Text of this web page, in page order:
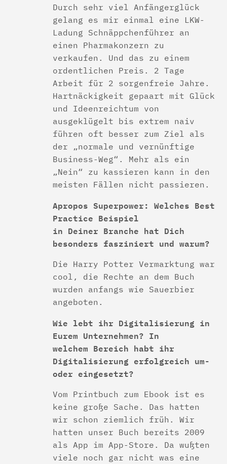
Durch sehr viel Anfängerglück
gelang es mir einmal eine LKW-
Ladung Schnäppchenführer an
einen Pharmakonzern zu
verkaufen. Und das zu einem
ordentlichen Preis. 2 Tage
Arbeit für 2 sorgenfreie Jahre.
Hartnäckigkeit gepaart mit Glück
und Ideenreichtum von
ausgeklügelt bis extrem naiv
führen oft besser zum Ziel als
der „normale und vernünftige
Business-Weg“. Mehr als ein
„Nein“ zu kassieren kann in den
meisten Fällen nicht passieren.
Apropos Superpower: Welches Best
Practice Beispiel
in Deiner Branche hat Dich
besonders fasziniert und warum?
Die Harry Potter Vermarktung war
cool, die Rechte an dem Buch
wurden anfangs wie Sauerbier
angeboten.
Wie lebt ihr Digitalisierung in
Eurem Unternehmen? In
welchem Bereich habt ihr
Digitalisierung erfolgreich um-
oder eingesetzt?
Vom Printbuch zum Ebook ist es
keine große Sache. Das hatten
wir schon ziemlich früh. Wir
hatten unser Buch bereits 2009
als App im App-Store. Da wußten
viele noch gar nicht was eine